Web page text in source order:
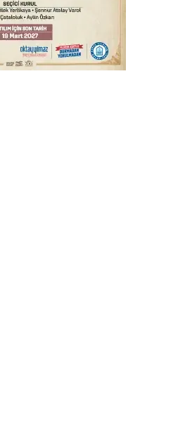
hava nasıl olacak?
iş arayanlara destek